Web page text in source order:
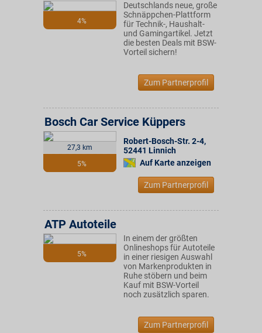
4%
Deutschlands neue, große
Schnäppchen-Plattform
für Technik-, Haushalt-
und Gamingartikel. Jetzt
die besten Deals mit BSW-
Vorteil sichern!
Zum Partnerprofil
27,3 km
5%
Bosch Car Service Küppers
Robert-Bosch-Str. 2-4,
52441 Linnich
Auf Karte anzeigen
Zum Partnerprofil
5%
ATP Autoteile
In einem der größten
Onlineshops für Autoteile
in einer riesigen Auswahl
von Markenprodukten in
Ruhe stöbern und beim
Kauf mit BSW-Vorteil
noch zusätzlich sparen.
Zum Partnerprofil